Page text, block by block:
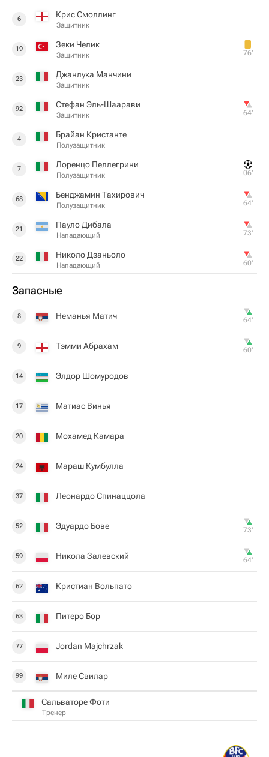
6 Крис Смоллинг
Защитник
19 Зеки Челик
Защитник 76‎’‎
23 Джанлука Манчини
Защитник
92 Стефан Эль-Шаарави
Защитник 64‎’‎
4 Брайан Кристанте
Полузащитник
7 Лоренцо Пеллегрини
Полузащитник 06‎’‎
68 Бенджамин Тахирович
Полузащитник 64‎’‎
21 Пауло Дибала
Нападающий 73‎’‎
22 Николо Дзаньоло
Нападающий 60‎’‎
Запасные
8 Неманья Матич 64‎’‎
9 Тэмми Абрахам 60‎’‎
14 Элдор Шомуродов
17 Матиас Винья
20 Мохамед Камара
24 Мараш Кумбулла
37 Леонардо Спинаццола
52 Эдуардо Бове 73‎’‎
59 Никола Залевский 64‎’‎
62 Кристиан Вольпато
63 Питеро Бор
77 Jordan Majchrzak
99 Миле Свилар
Сальваторе Фоти
Тренер